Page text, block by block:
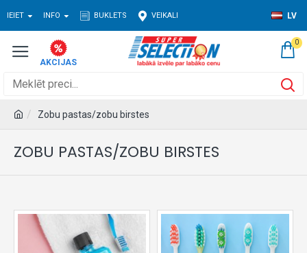
IEIET INFO BUKLETS VEIKALI LV
0
Zobu pastas/zobu birstes
ZOBU PASTAS/ZOBU BIRSTES